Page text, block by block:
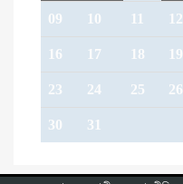
09 10 11 12
16 17 18 19
23 24 25 26
30 31